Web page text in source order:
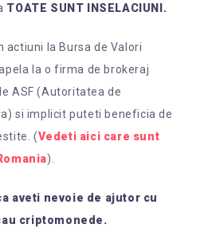
TOATE SUNT INSELACIUNI.
actiuni la Bursa de Valori
la o firma de brokeraj
ASF (Autoritatea de
si implicit puteti beneficia de
(Vedeti aici care sunt
).
aveti nevoie de ajutor cu
criptomonede.